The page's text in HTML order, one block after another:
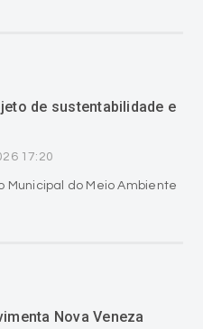
de sustentabilidade e
17:20
do Meio Ambiente
Nova Veneza